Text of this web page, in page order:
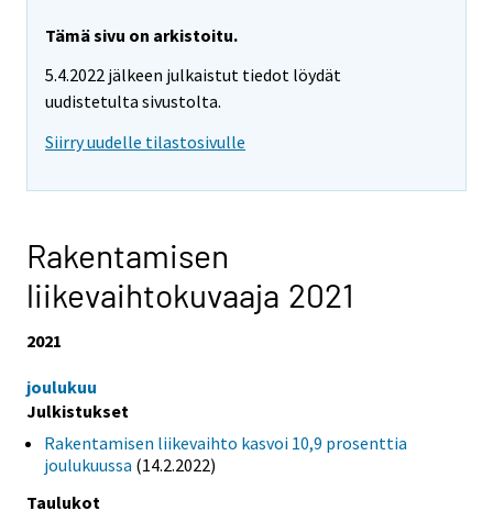
Tämä sivu on arkistoitu.
5.4.2022 jälkeen julkaistut tiedot löydät
uudistetulta sivustolta.
Siirry uudelle tilastosivulle
Rakentamisen
liikevaihtokuvaaja 2021
2021
joulukuu
Julkistukset
Rakentamisen liikevaihto kasvoi 10,9 prosenttia
joulukuussa (14.2.2022)
Taulukot